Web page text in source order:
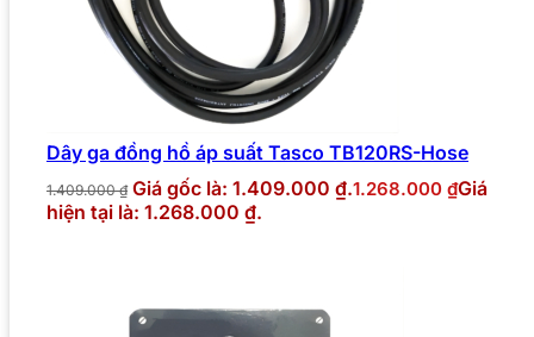
Dây ga đồng hồ áp suất Tasco TB120RS-Hose
1.409.000₫ Giá gốc là: 1.409.000 ₫.1.268.000 ₫Giá
hiện tại là: 1.268.000 ₫.